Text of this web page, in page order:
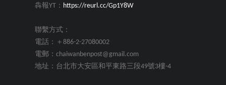
犇報YT： https://reurl.cc/Gp1Y8W
聯繫方式：
電話：＋886-2-27080002
電郵：chaiwanbenpost@gmail.com
地址：台北市大安區和平東路三段49號3樓-4